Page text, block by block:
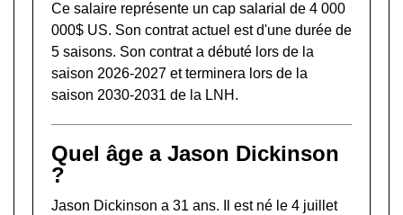
Ce salaire représente un cap salarial de 4 000
000$ US. Son contrat actuel est d'une durée de
5 saisons. Son contrat a débuté lors de la
saison 2026-2027 et terminera lors de la
saison 2030-2031 de la LNH.
Quel âge a Jason Dickinson
?
Jason Dickinson a 31 ans. Il est né le 4 juillet